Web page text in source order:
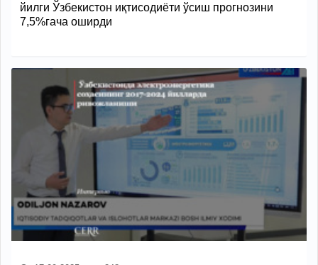
йилги Ўзбекистон иқтисодиёти ўсиш прогнозини
7,5%гача оширди